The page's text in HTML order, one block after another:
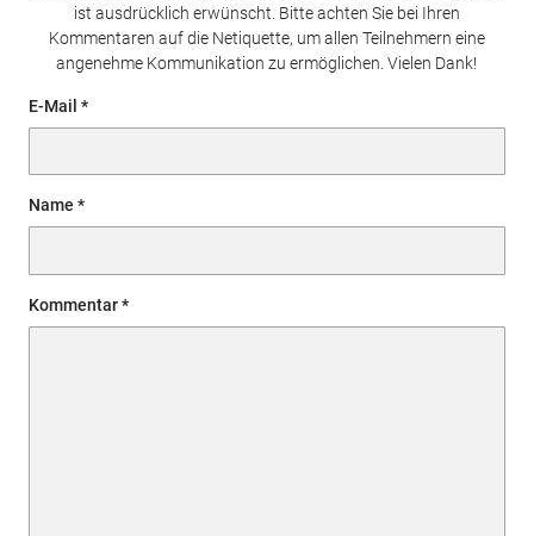
ist ausdrücklich erwünscht. Bitte achten Sie bei Ihren
Kommentaren auf die Netiquette, um allen Teilnehmern eine
angenehme Kommunikation zu ermöglichen. Vielen Dank!
E-Mail
Name
Kommentar